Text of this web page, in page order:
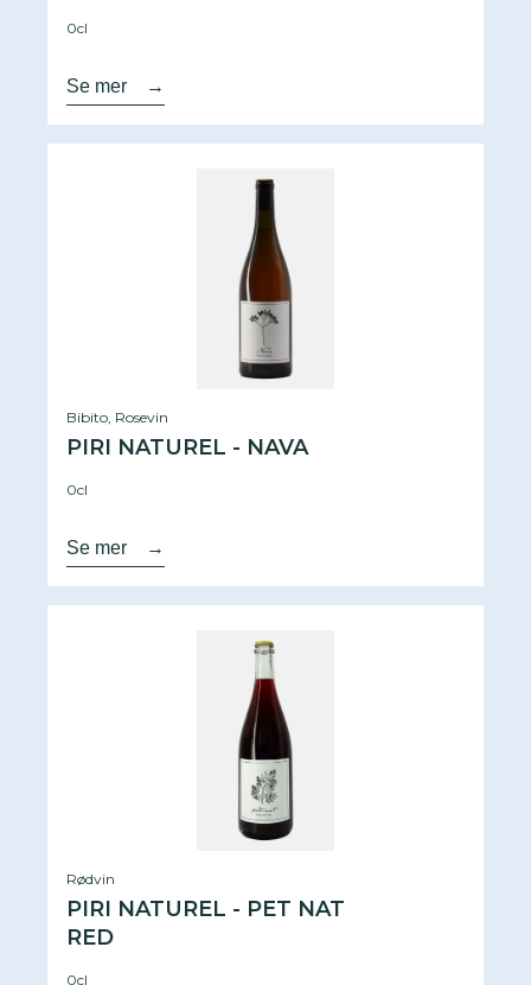
0cl
Se mer →
Bibito, Rosevin
PIRI NATUREL - NAVA
0cl
Se mer →
Rødvin
PIRI NATUREL - PET NAT
RED
0cl